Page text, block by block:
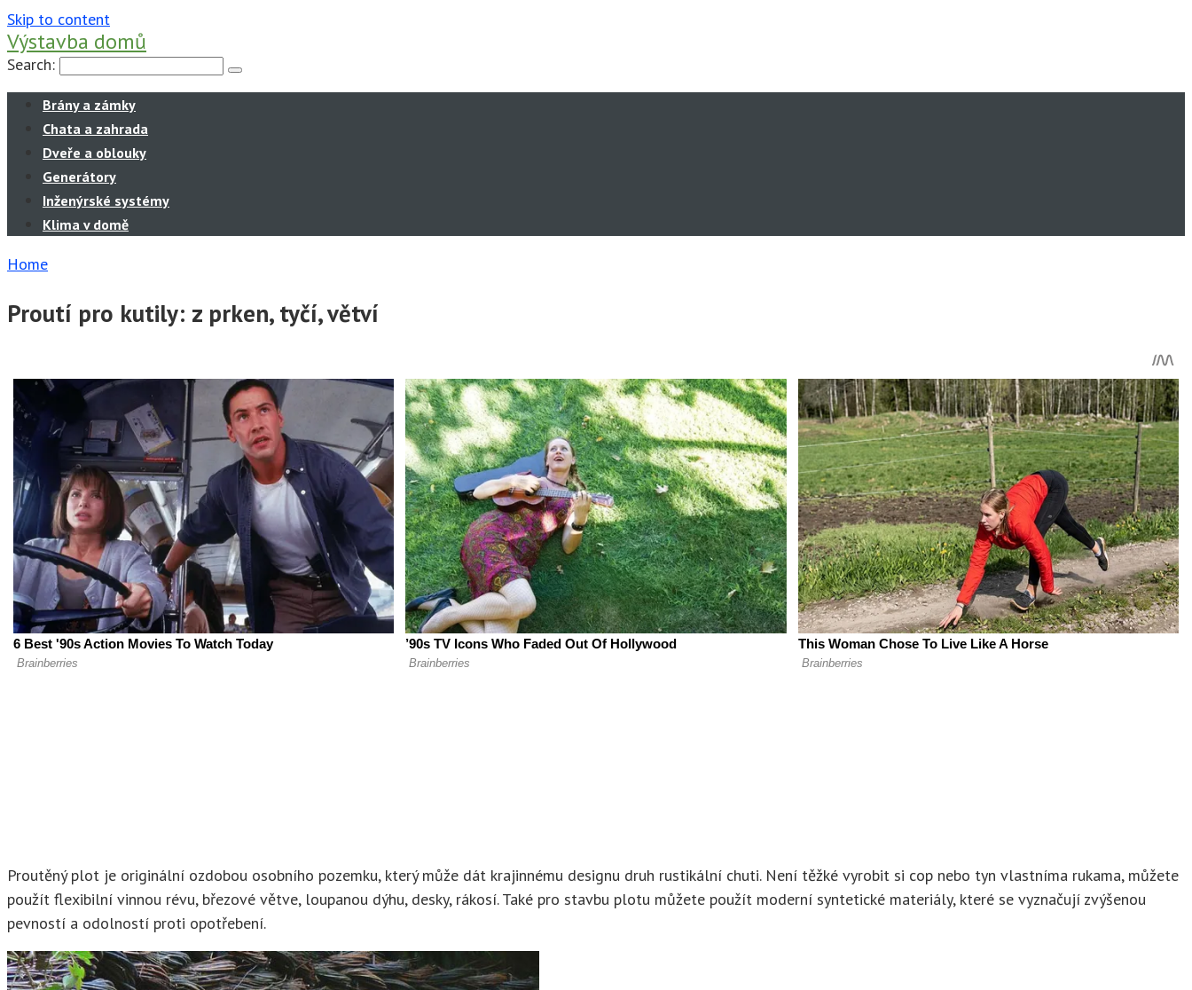
Skip to content
Výstavba domů
Search:
Brány a zámky
Chata a zahrada
Dveře a oblouky
Generátory
Inženýrské systémy
Klima v domě
Home
Proutí pro kutily: z prken, tyčí, větví
Proutěný plot je originální ozdobou osobního pozemku, který může dát krajinnému designu druh rustikální chuti. Není těžké vyrobit si cop nebo tyn vlastníma rukama, můžete
použít flexibilní vinnou révu, březové větve, loupanou dýhu, desky, rákosí. Také pro stavbu plotu můžete použít moderní syntetické materiály, které se vyznačují zvýšenou
pevností a odolností proti opotřebení.